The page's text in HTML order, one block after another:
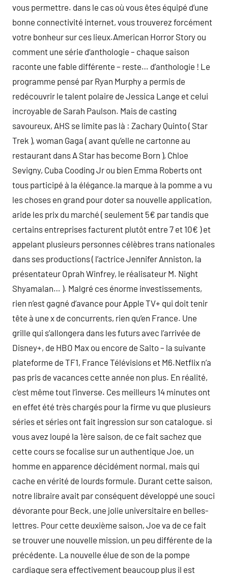
vous permettre. dans le cas où vous êtes équipé d’une
bonne connectivité internet, vous trouverez forcément
votre bonheur sur ces lieux.American Horror Story ou
comment une série d’anthologie – chaque saison
raconte une fable différente – reste… d’anthologie ! Le
programme pensé par Ryan Murphy a permis de
redécouvrir le talent polaire de Jessica Lange et celui
incroyable de Sarah Paulson. Mais de casting
savoureux, AHS se limite pas là : Zachary Quinto ( Star
Trek ), woman Gaga ( avant qu’elle ne cartonne au
restaurant dans A Star has become Born ), Chloe
Sevigny, Cuba Cooding Jr ou bien Emma Roberts ont
tous participé à la élégance.la marque à la pomme a vu
les choses en grand pour doter sa nouvelle application,
aride les prix du marché ( seulement 5€ par tandis que
certains entreprises facturent plutôt entre 7 et 10€ ) et
appelant plusieurs personnes célèbres trans nationales
dans ses productions ( l’actrice Jennifer Anniston, la
présentateur Oprah Winfrey, le réalisateur M. Night
Shyamalan… ). Malgré ces énorme investissements,
rien n’est gagné d’avance pour Apple TV+ qui doit tenir
tête à une x de concurrents, rien qu’en France. Une
grille qui s’allongera dans les futurs avec l’arrivée de
Disney+, de HBO Max ou encore de Salto – la suivante
plateforme de TF1, France Télévisions et M6.Netflix n’a
pas pris de vacances cette année non plus. En réalité,
c’est même tout l’inverse. Ces meilleurs 14 minutes ont
en effet été très chargés pour la firme vu que plusieurs
séries et séries ont fait ingression sur son catalogue. si
vous avez loupé la 1ère saison, de ce fait sachez que
cette cours se focalise sur un authentique Joe, un
homme en apparence décidément normal, mais qui
cache en vérité de lourds formule. Durant cette saison,
notre libraire avait par conséquent développé une souci
dévorante pour Beck, une jolie universitaire en belles-
lettres. Pour cette deuxième saison, Joe va de ce fait
se trouver une nouvelle mission, un peu différente de la
précédente. La nouvelle élue de son de la pompe
cardiaque sera effectivement beaucoup plus il est